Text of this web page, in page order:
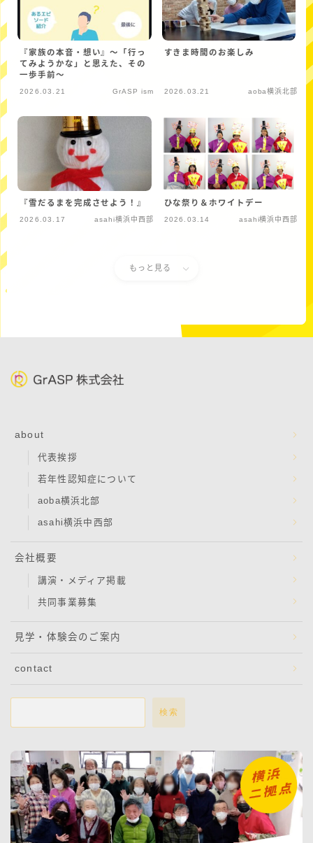
『家族の本音・想い』〜「行っ
てみようかな」と思えた、その
一歩手前～
2026.03.21 GrASP ism
すきま時間のお楽しみ
2026.03.21 aoba横浜北部
『雪だるまを完成させよう！』
2026.03.17 asahi横浜中西部
ひな祭り＆ホワイトデー
2026.03.14 asahi横浜中西部
もっと見る
about
代表挨拶
若年性認知症について
aoba横浜北部
asahi横浜中西部
会社概要
講演・メディア掲載
共同事業募集
見学・体験会のご案内
contact
検索